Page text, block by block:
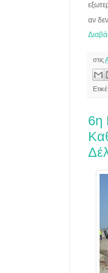
αν
στις
6η